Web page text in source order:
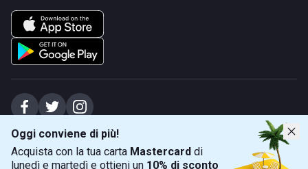
Oggi conviene di più!
Acquista con la tua carta Mastercard di
lunedì e martedì e ottieni un 10% di sconto
Spiagge Srl - Sede legale: Via Marecchiese 48, 47923 Rimini (RN), IT -
capitale sociale Euro 31245,57 - Iscritta al registro delle imprese di Rimini
Sede operativa: Via Flaminia 180, 47924 Rimini (RN), IT
+39 0541 772375